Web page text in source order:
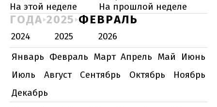
На этой неделе
На прошлой неделе
ГОДА 2025 ФЕВРАЛЬ
2024 2025
2026
Январь Февраль Март Апрель Май
Июнь
Июль
Август Сентябрь Октябрь
Ноябрь
Декабрь